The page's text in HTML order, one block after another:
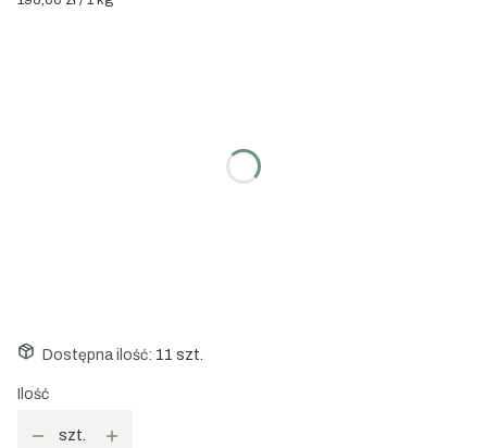
Dostępna ilość: 11 szt.
Ilość
szt.